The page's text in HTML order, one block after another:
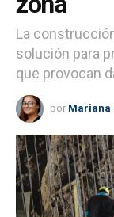
La
solución para
que provocan
por Mariana